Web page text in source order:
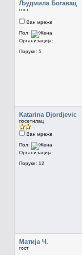
Људмила Богавац
гост
Ван мреже
Пол:
Организација:
Поруке: 5
Katarina Djordjevic
посетилац
Ван мреже
Пол:
Организација:
Поруке: 12
Матија Ч.
гост